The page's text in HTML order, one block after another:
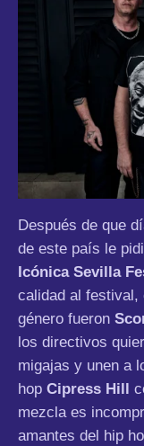
Después de que
de este país le
Icónica Sevilla
calidad al festival,
género fueron
los directivos
migajas y unen a
hop Cipress Hill
mezcla es
amantes del hip